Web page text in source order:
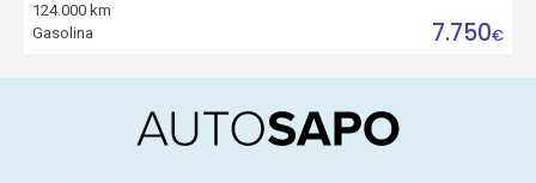
124.000 km
Gasolina
7.750€